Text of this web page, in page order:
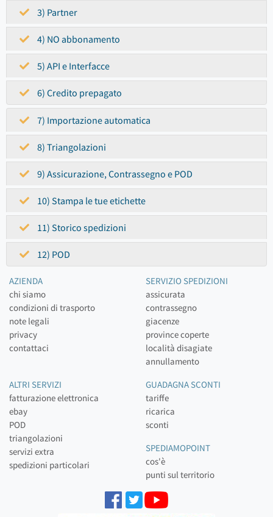
3) Partner
4) NO abbonamento
5) API e Interfacce
6) Credito prepagato
7) Importazione automatica
8) Triangolazioni
9) Assicurazione, Contrassegno e POD
10) Stampa le tue etichette
11) Storico spedizioni
12) POD
AZIENDA
chi siamo
condizioni di trasporto
note legali
privacy
contattaci
SERVIZIO SPEDIZIONI
assicurata
contrassegno
giacenze
province coperte
località disagiate
annullamento
ALTRI SERVIZI
fatturazione elettronica
ebay
POD
triangolazioni
servizi extra
spedizioni particolari
GUADAGNA SCONTI
tariffe
ricarica
sconti
SPEDIAMOPOINT
cos'è
punti sul territorio